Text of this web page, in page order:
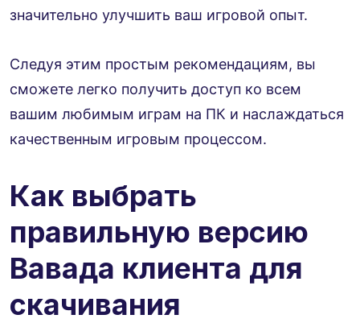
значительно улучшить ваш игровой опыт.
Следуя этим простым рекомендациям, вы
сможете легко получить доступ ко всем
вашим любимым играм на ПК и наслаждаться
качественным игровым процессом.
Как выбрать
правильную версию
Вавада клиента для
скачивания